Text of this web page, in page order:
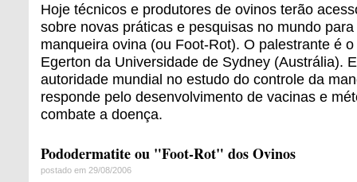
Hoje técnicos e produtores de ovinos terão
sobre novas práticas e pesquisas no mundo
manqueira ovina (ou Foot-Rot). O palestrante é
Egerton da Universidade de Sydney (Austrália).
autoridade mundial no estudo do controle da
responde pelo desenvolvimento de vacinas e
combate a doença.
Pododermatite ou "Foot-Rot" dos Ovinos
postado em 29/08/2006